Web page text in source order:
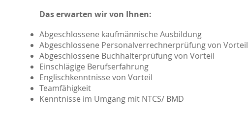
Das erwarten wir von Ihnen:
Abgeschlossene kaufmännische Ausbildung
Abgeschlossene Personalverrechnerprüfung von Vorteil
Abgeschlossene Buchhalterprüfung von Vorteil
Einschlägige Berufserfahrung
Englischkenntnisse von Vorteil
Teamfähigkeit
Kenntnisse im Umgang mit NTCS/ BMD